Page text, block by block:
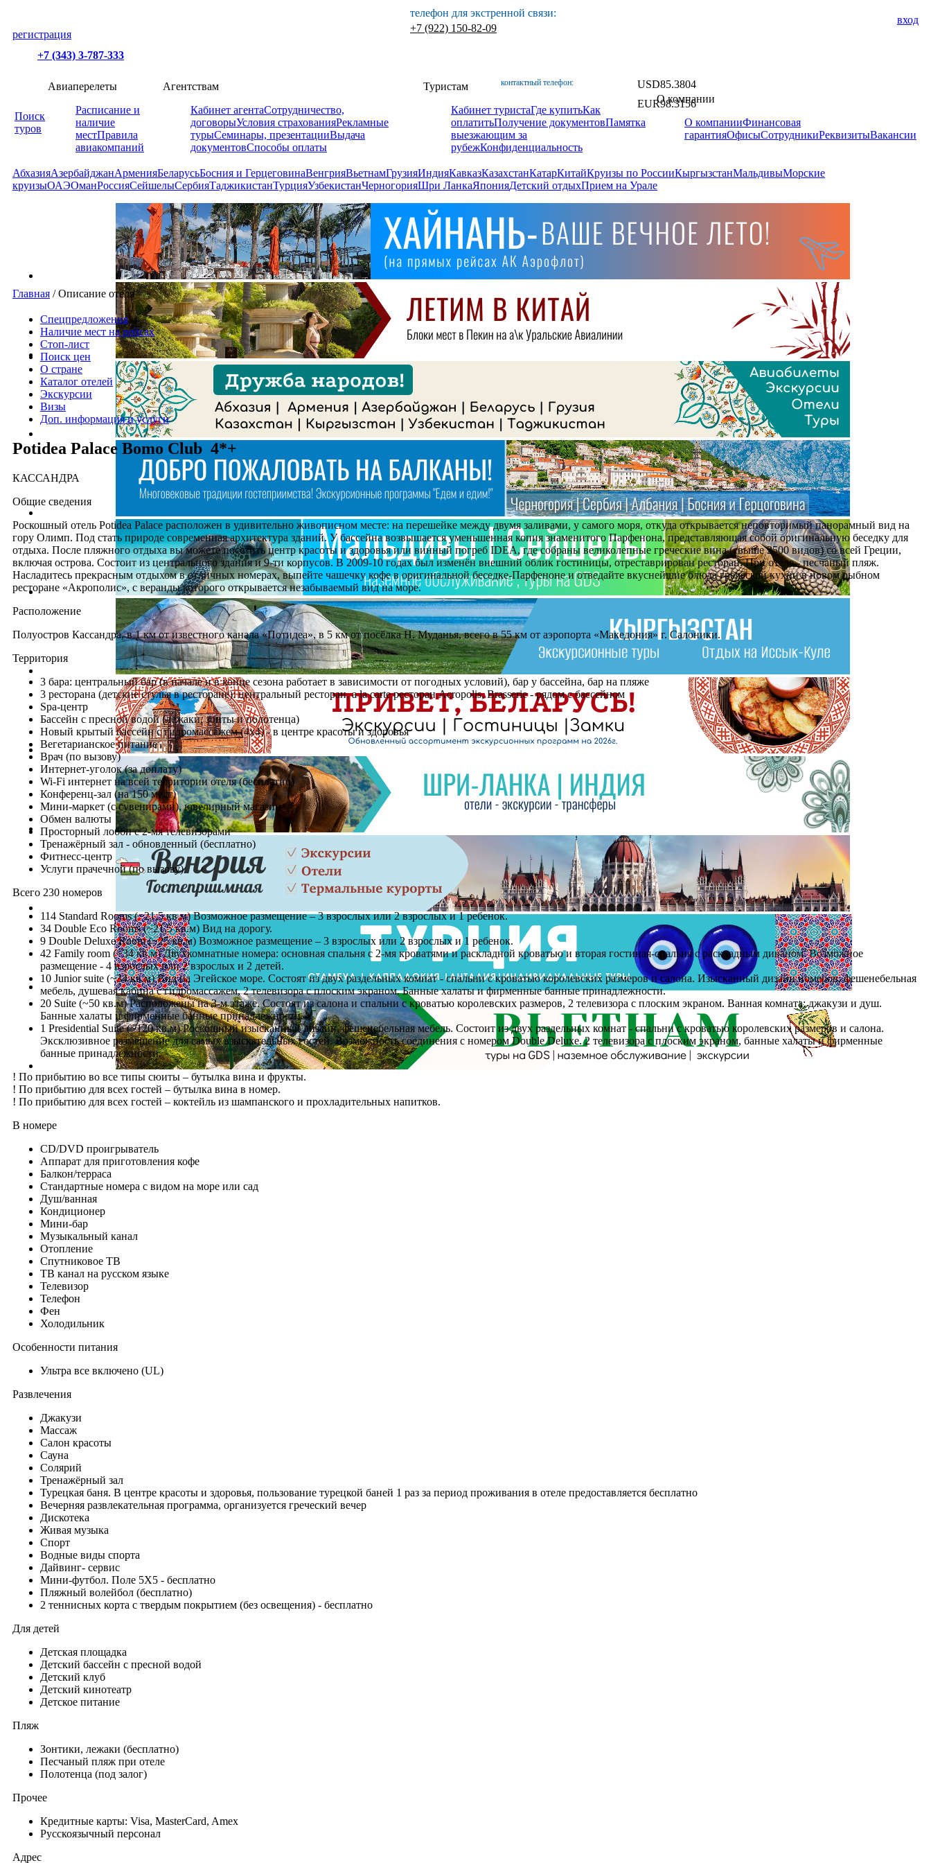
вход
регистрация
+7 (343) 3-787-333
телефон для экстренной связи:
+7 (922) 150-82-09
контактный телефон: USD85.3804
EUR98.3156
Поиск
туров
Авиаперелеты
Расписание и
наличие
местПравила
авиакомпаний
Агентствам
Кабинет агентаСотрудничество,
договорыУсловия страхованияРекламные
турыСеминары, презентацииВыдача
документовСпособы оплаты
Туристам
Кабинет туристаГде купитьКак
оплатитьПолучение документовПамятка
выезжающим за
рубежКонфиденциальность
О компании
О компанииФинансовая
гарантияОфисыСотрудникиРеквизитыВакансии
АбхазияАзербайджанАрменияБеларусьБосния и ГерцеговинаВенгрияВьетнамГрузияИндияКавказКазахстанКатарКитайКруизы по РоссииКыргызстанМальдивыМорские
круизыОАЭОманРоссияСейшелыСербияТаджикистанТурцияУзбекистанЧерногорияШри ЛанкаЯпонияДетский отдыхПрием на Урале
Главная /Описание отеля
Спецпредложения
Наличие мест на рейсах
Стоп-лист
Поиск цен
О стране
Каталог отелей
Экскурсии
Визы
Доп. информация и услуги
Potidea Palace Bomo Club 4*+
КАССАНДРА
Общие сведения
Роскошный отель Potidea Palace расположен в удивительно живописном месте: на перешейке между двумя заливами, у самого моря, откуда открывается неповторимый панорамный вид на
гору Олимп. Под стать природе современная архитектура зданий. У бассейна возвышается уменьшенная копия знаменитого Парфенона, представляющая собой оригинальную беседку для
отдыха. После пляжного отдыха вы можете посетить центр красоты и здоровья или винный погреб IDEA, где собраны великолепные греческие вина (свыше 2500 видов) со всей Греции,
включая острова. Состоит из центрального здания и 9-ти корпусов. В 2009-10 годах был изменён внешний облик гостиницы, отреставрирован ресторан. При отеле - песчаный пляж.
Насладитесь прекрасным отдыхом в отличных номерах, выпейте чашечку кофе в оригинальной беседке-Парфеноне и отведайте вкуснейшие блюда греческой кухни в новом рыбном
ресторане «Акрополис», с веранды которого открывается незабываемый вид на море.
Расположение
Полуостров Кассандра, в 1 км от известного канала «Потидеа», в 5 км от посёлка Н. Муданья, всего в 55 км от аэропорта «Македония» г. Салоники.
Территория
3 бара: центральный бар (в начале и в конце сезона работает в зависимости от погодных условий), бар у бассейна, бар на пляже
3 ресторана (детские стулья в ресторане): центральный ресторан, a la carte ресторан Acropolis, Brasserie - рядом с бассейном
Spa-центр
Бассейн с пресной водой (лежаки, зонты и полотенца)
Новый крытый бассейн с гидромассажем (4х4) - в центре красоты и здоровья
Вегетарианское питание
Врач (по вызову)
Интернет-уголок (за доплату)
Wi-Fi интернет на всей территории отеля (бесплатно)
Конференц-зал (на 150 мест)
Мини-маркет (с сувенирами), ювелирный магазин
Обмен валюты
Просторный лобби с 2-мя телевизорами
Тренажёрный зал - обновленный (бесплатно)
Фитнесс-центр
Услуги прачечной (по вызову)
Всего 230 номеров
114 Standard Rooms (~21,5 кв.м) Возможное размещение – 3 взрослых или 2 взрослых и 1 ребенок.
34 Double Eco Rooms (~21,5 кв.м) Вид на дорогу.
9 Double Deluxe Room (~25 кв.м) Возможное размещение – 3 взрослых или 2 взрослых и 1 ребенок.
42 Family room (~34 кв.м) Двухкомнатные номера: основная спальня с 2-мя кроватями и раскладной кроватью и вторая гостиная-спальня с раскладным диваном. Возможное
размещение - 4 взрослых или 2 взрослых и 2 детей.
10 Junior suite (~34 кв.м) Вид на Эгейское море. Состоят из двух раздельных комнат - спальни с кроватью королевских размеров и салона. Изысканный дизайн номеров, фешенебельная
мебель, душевая кабина с гидромассажем, 2 телевизора с плоским экраном. Банные халаты и фирменные банные принадлежности.
20 Suite (~50 кв.м) Расположены на 3-м этаже. Состоят из салона и спальни с кроватью королевских размеров, 2 телевизора с плоским экраном. Ванная комната: джакузи и душ.
Банные халаты и фирменные банные принадлежности.
1 Presidential Suite (~120 кв.м) Роскошный изысканный дизайн, фешенебельная мебель. Состоит из двух раздельных комнат - спальни с кроватью королевских размеров и салона.
Эксклюзивное размещение для самых взыскательных гостей. Возможность соединения с номером Double Deluxe. 2 телевизора с плоским экраном, банные халаты и фирменные
банные принадлежности.
! По прибытию во все типы сюиты – бутылка вина и фрукты.
! По прибытию для всех гостей – бутылка вина в номер.
! По прибытию для всех гостей – коктейль из шампанского и прохладительных напитков.
В номере
CD/DVD проигрыватель
Аппарат для приготовления кофе
Балкон/терраса
Стандартные номера с видом на море или сад
Душ/ванная
Кондиционер
Мини-бар
Музыкальный канал
Отопление
Спутниковое ТВ
ТВ канал на русском языке
Телевизор
Телефон
Фен
Холодильник
Особенности питания
Ультра все включено (UL)
Развлечения
Джакузи
Массаж
Салон красоты
Сауна
Солярий
Тренажёрный зал
Турецкая баня. В центре красоты и здоровья, пользование турецкой баней 1 раз за период проживания в отеле предоставляется бесплатно
Вечерняя развлекательная программа, организуется греческий вечер
Дискотека
Живая музыка
Спорт
Водные виды спорта
Дайвинг- сервис
Мини-футбол. Поле 5Х5 - бесплатно
Пляжный волейбол (бесплатно)
2 теннисных корта с твердым покрытием (без освещения) - бесплатно
Для детей
Детская площадка
Детский бассейн с пресной водой
Детский клуб
Детский кинотеатр
Детское питание
Пляж
Зонтики, лежаки (бесплатно)
Песчаный пляж при отеле
Полотенца (под залог)
Прочее
Кредитные карты: Visa, MasterCard, Amex
Русскоязычный персонал
Адрес